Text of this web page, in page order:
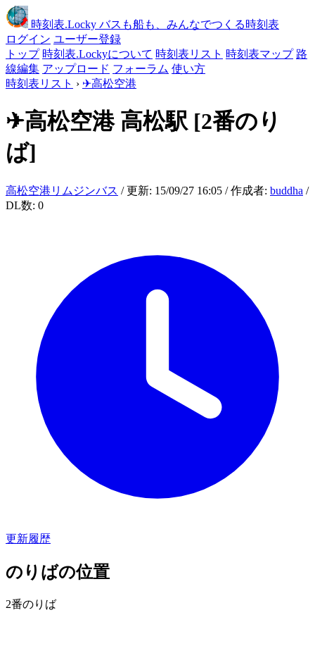
時刻表.Locky バスも船も、みんなでつくる時刻表
ログイン ユーザー登録
トップ 時刻表.Lockyについて 時刻表リスト 時刻表マップ 路
線編集 アップロード フォーラム 使い方
時刻表リスト › ✈高松空港
✈高松空港 高松駅 [2番のり
ば]
高松空港リムジンバス / 更新: 15/09/27 16:05 / 作成者: buddha /
DL数: 0
更新履歴
のりばの位置
2番のりば